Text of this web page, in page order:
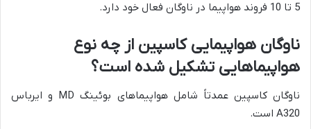
5 تا 10 فروند هواپیما در ناوگان فعال خود دارد.
ناوگان هواپیمایی کاسپین از چه نوع
هواپیماهایی تشکیل شده است؟
ناوگان کاسپین عمدتاً شامل هواپیماهای بوئینگ MD و ایرباس
A320 است.